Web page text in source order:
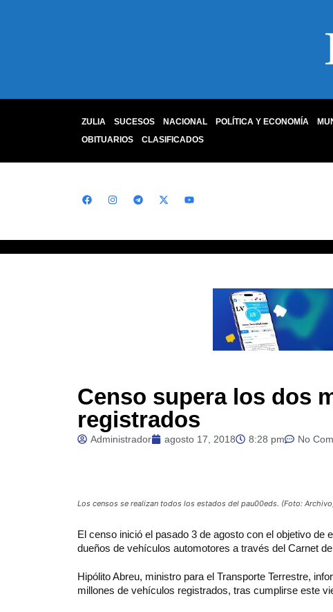
ZULIA SUCESOS NACIONAL POLÍTICA Y ECONOMÍA
OBITUARIOS
CLASIFICADOS
Censo supera los dos
registrados
Administrador agosto 17, 2018 8:28 pm No
Los censos se realizan todos los estados del pau00eds. (Foto:
El censo inició el pasado 3 de agosto con el objetivo de
dueños de vehículos automotores a través del Carnet
Hipólito Abreu, ministro para el Transporte Terrestre,
millones de vehículos registrados, tras cumplirse este